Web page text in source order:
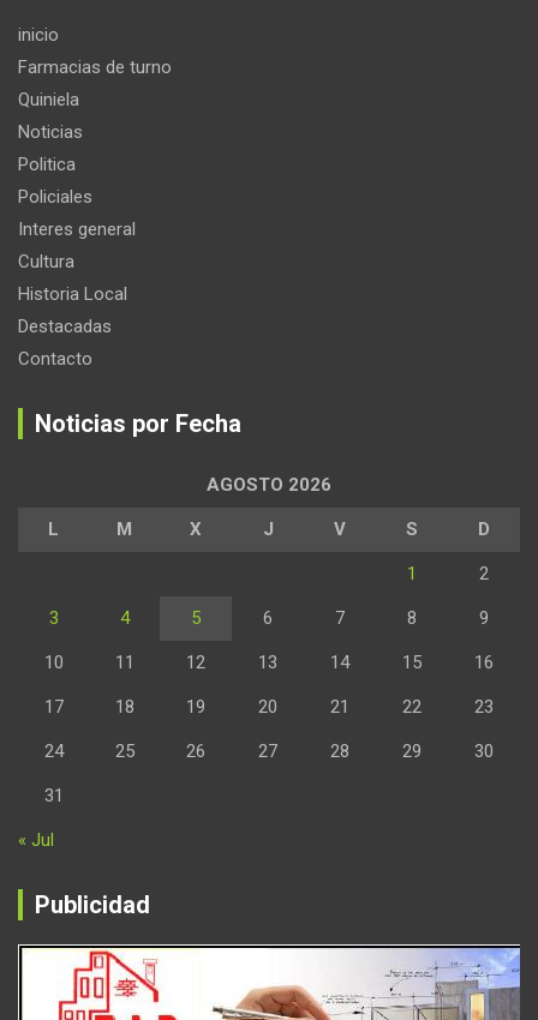
inicio
Farmacias de turno
Quiniela
Noticias
Politica
Policiales
Interes general
Cultura
Historia Local
Destacadas
Contacto
Noticias por Fecha
AGOSTO 2026
L M X J V S D
1 2
3 4 5 6 7 8 9
10 11 12 13 14 15 16
17 18 19 20 21 22 23
24 25 26 27 28 29 30
31
« Jul
Publicidad